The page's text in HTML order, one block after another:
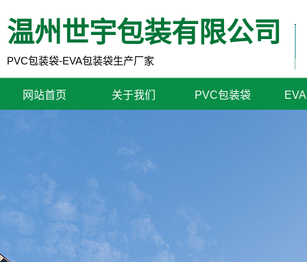
温州世宇包装有限公司
PVC包装袋-EVA包装袋生产厂家
网站首页 关于我们 PVC包装袋